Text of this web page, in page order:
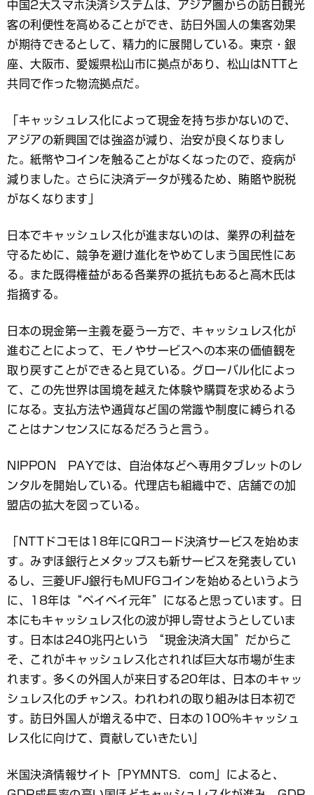
中国2大スマホ決済システムは、アジア圏からの訪日観光
客の利便性を高めることができ、訪日外国人の集客効果
が期待できるとして、精力的に展開している。東京・銀
座、大阪市、愛媛県松山市に拠点があり、松山はNTTと
共同で作った物流拠点だ。
「キャッシュレス化によって現金を持ち歩かないので、
アジアの新興国では強盗が減り、治安が良くなりまし
た。紙幣やコインを触ることがなくなったので、疫病が
減りました。さらに決済データが残るため、賄賂や脱税
がなくなります」
日本でキャッシュレス化が進まないのは、業界の利益を
守るために、競争を避け進化をやめてしまう国民性にあ
る。また既得権益がある各業界の抵抗もあると高木氏は
指摘する。
日本の現金第一主義を憂う一方で、キャッシュレス化が
進むことによって、モノやサービスへの本来の価値観を
取り戻すことができると見ている。グローバル化によっ
て、この先世界は国境を越えた体験や購買を求めるよう
になる。支払方法や通貨など国の常識や制度に縛られる
ことはナンセンスになるだろうと言う。
NIPPON PAYでは、自治体などへ専用タブレットのレ
ンタルを開始している。代理店も組織中で、店舗での加
盟店の拡大を図っている。
「NTTドコモは18年にQRコード決済サービスを始めま
す。みずほ銀行とメタップスも新サービスを発表してい
るし、三菱UFJ銀行もMUFGコインを始めるというよう
に、18年は“ペイペイ元年”になると思っています。日
本にもキャッシュレス化の波が押し寄せようとしていま
す。日本は240兆円という “現金決済大国”だからこ
そ、これがキャッシュレス化されれば巨大な市場が生ま
れます。多くの外国人が来日する20年は、日本のキャッ
シュレス化のチャンス。われわれの取り組みは日本初で
す。訪日外国人が増える中で、日本の100％キャッシュ
レス化に向けて、貢献していきたい」
米国決済情報サイト「PYMNTS．com」によると、